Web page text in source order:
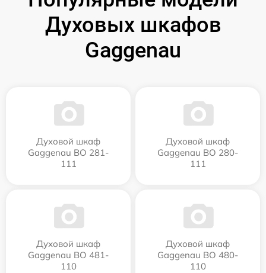
Духовых шкафов
Gaggenau
Духовой шкаф
Gaggenau BO 281-
111
Духовой шкаф
Gaggenau BO 280-
111
Духовой шкаф
Gaggenau BO 481-
110
Духовой шкаф
Gaggenau BO 480-
110